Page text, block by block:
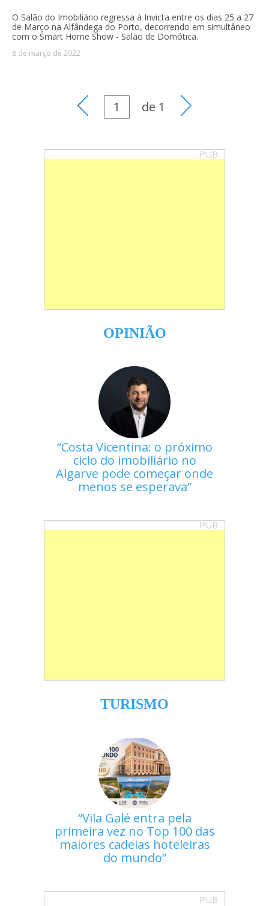
O Salão do Imobiliário regressa à Invicta entre os dias 25 a 27
de Março na Alfândega do Porto, decorrendo em simultâneo
com o Smart Home Show - Salão de Domótica.
8 de março de 2022
de 1
PUB
OPINIÃO
Costa Vicentina: o próximo
ciclo do imobiliário no
Algarve pode começar onde
menos se esperava
PUB
TURISMO
Vila Galé entra pela
primeira vez no Top 100 das
maiores cadeias hoteleiras
do mundo
PUB